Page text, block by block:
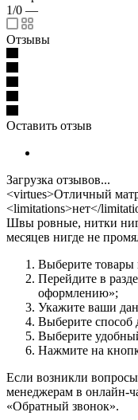
1/0 —
Отзывы
Оставить отзыв
Загрузка отзывов...
<virtues>Отличный
<limitations>нет</
Швы ровные, нитки
месяцев нигде не
Выберите товары
Перейдите в
оформлению»;
Укажите ваши
Выберите способ
Выберите
Нажмите на
Если возникли
менеджерам в онлайн-
«Обратный звонок».